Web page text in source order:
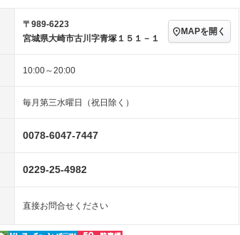
装備略号／用語解説
スマートキー ローダウン
3列シート ベンチシート
オットマン
後席モニター
〒989-6223
宮城県大崎市古川字青塚１５１－１
MAPを開く
10:00～20:00
毎月第三水曜日（祝日除く）
0078-6047-7447
0229-25-4982
直接お問合せください